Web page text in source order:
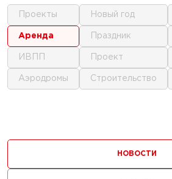
НОВОСТИ
проекты
аренда
ИВПП
аэродромы
новый год
праздник
проект
строительство